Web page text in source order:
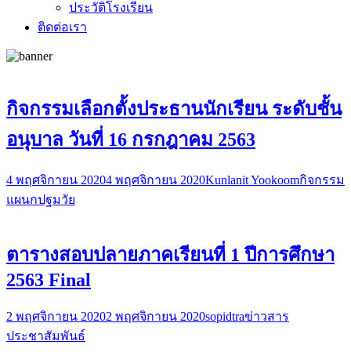
ประวัติโรงเรียน
ติดต่อเรา
กิจกรรมเลือกตั้งประธานนักเรียน ระดับชั้น
อนุบาล วันที่ 16 กรกฎาคม 2563
4 พฤศจิกายน 20204 พฤศจิกายน 2020Kunlanit Yookoomกิจกรรม
แผนกปฐมวัย
ตารางสอบปลายภาคเรียนที่ 1 ปีการศึกษา
2563 Final
2 พฤศจิกายน 20202 พฤศจิกายน 2020sopidtraข่าวสาร
ประชาสัมพันธ์